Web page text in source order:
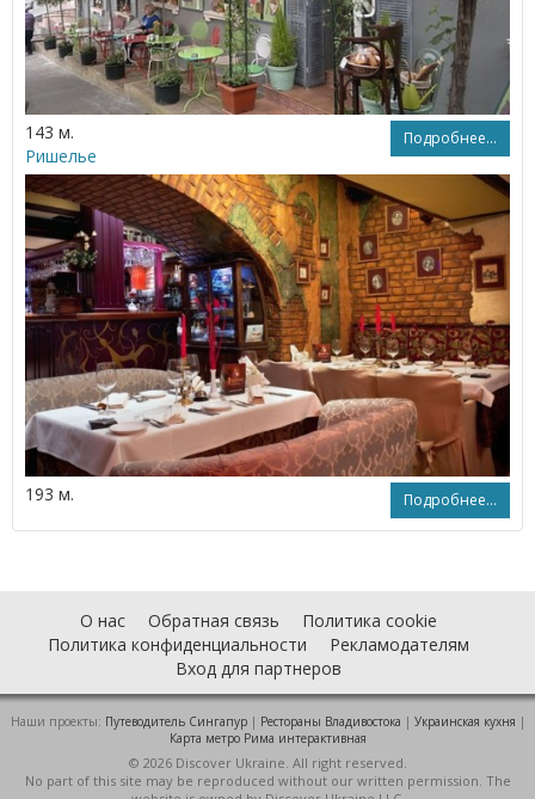
143 м. Подробнее...
Ришелье
193 м. Подробнее...
О нас Обратная связь
Политика cookie
Политика конфиденциальности
Рекламодателям
Вход для партнеров
Наши проекты: Путеводитель Сингапур| Рестораны Владивостока | Украинская кухня |
Карта метро Рима интерактивная
© 2026 Discover Ukraine. All right reserved.
No part of this site may be reproduced without our written permission. The